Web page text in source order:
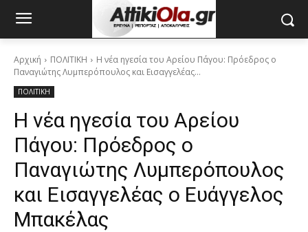
Αρχική ΠΟΛΙΤΙΚΗ
Η νέα ηγεσία του Αρείου Πάγου: Πρόεδρος ο
Παναγιώτης Λυμπερόπουλος και Εισαγγελέας...
ΠΟΛΙΤΙΚΗ
Η νέα ηγεσία του Αρείου
Πάγου: Πρόεδρος ο
Παναγιώτης Λυμπερόπουλος
και Εισαγγελέας ο Ευάγγελος
Μπακέλας